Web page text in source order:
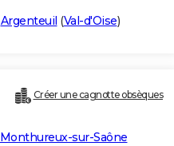
Argenteuil (Val-d'Oise)
Créer une cagnotte obsèques
Monthureux-sur-Saône